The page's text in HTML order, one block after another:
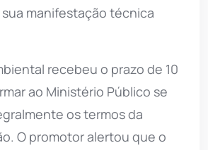
manifestação técnica
recebeu o prazo de 10
ao Ministério Público se
os termos da
O promotor alertou que o